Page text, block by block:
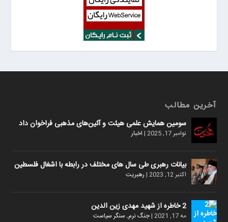
آخرین مطالب
سومین همایش علمی هیئت و آئین‌های مذهبی فراخوان داد
نوامبر 17, 2025 | اخبار
بیانات رهبری طی سال های مختلف در رابطه با اشغال فلسطین
اکتبر 12, 2023 | رهبریت
2 خاطره از شهید مهدی زین الدین
مه 17, 2021 |جنگ نرم, سنگر سیاست